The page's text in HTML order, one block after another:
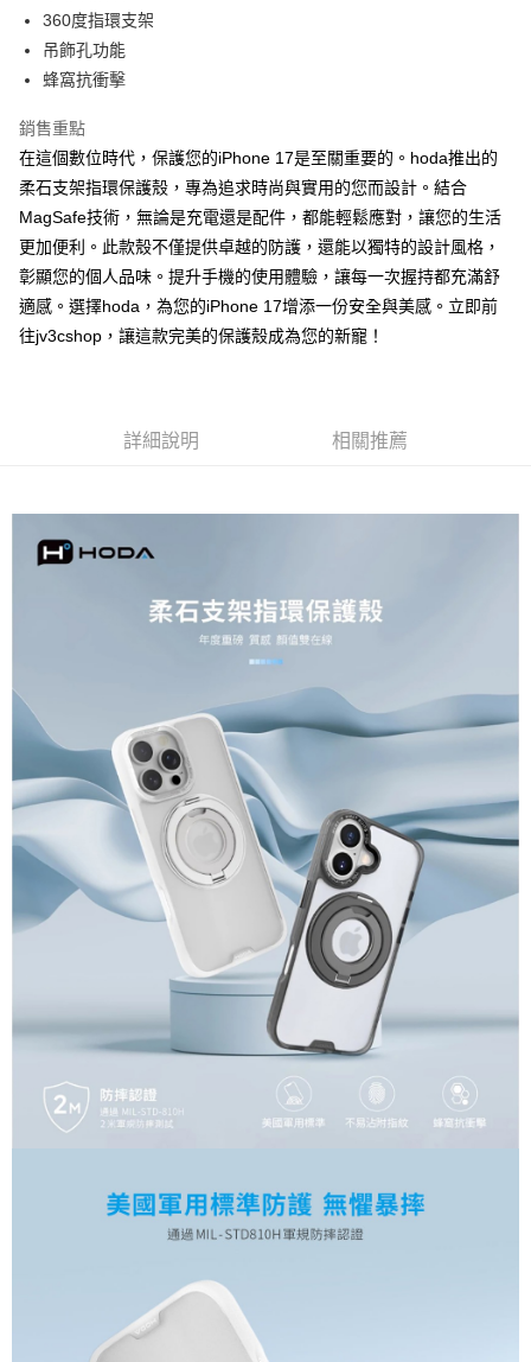
便利好安心！
１．簡單：不需註冊會員、不需綁卡、不需儲值。
２．便利：只要手機號碼，簡訊認證，即可結帳。
３．安心：先確認商品／服務後，再付款。
【「AFTEE先享後付」結帳流程】
１．於結帳方式選擇「AFTEE先享後付」後，將跳轉至「AFTEE先享後付」
結帳頁面，進行簡訊認證並確認金額後，即可完成結帳。
２．訂單成立數日內，您將收到繳費通知簡訊。
ATM／網路銀行／等多元方式進行付款，方視為交易完成。
※ 請注意：結帳手續完成當下不需立刻繳費，但若您需要取消訂單，請聯絡
購買商品的店家。未經商家同意取消之訂單仍視為有效，需透過AFTEE先享
後付繳納相關費用。
※ 交易是否成功請以「AFTEE先享後付 」之結帳頁面顯示為準，若有關於
是否繳費成功／繳費後需取消欲退款等相關疑問，請聯繫「AFTEE先享後付
易，需依本服務之必要範圍內提供個人資料，並將交易相關給付款項請求債
「AFTEE先享後付」，若未經同意申辦者引起之損失，本公司不負相關責
任。
時審查核予不同之上限額度；若仍有額度不足之情形，本公司將視審查結果
運送方式
全家取貨付款
付款後全家取貨
每筆NT$60，滿NT$499(含以上)免運費
7-11取貨付款
每筆NT$60，滿NT$499(含以上)免運費
付款後7-11取貨
每筆NT$60，滿NT$499(含以上)免運費
360度指環支架
吊飾孔功能
蜂窩抗衝擊
銷售重點
在這個數位時代，保護您的iPhone 17是至關重要的。hoda推出的
柔石支架指環保護殼，專為追求時尚與實用的您而設計。結合
MagSafe技術，無論是充電還是配件，都能輕鬆應對，讓您的生活
更加便利。此款殼不僅提供卓越的防護，還能以獨特的設計風格，
彰顯您的個人品味。提升手機的使用體驗，讓每一次握持都充滿舒
適感。選擇hoda，為您的iPhone 17增添一份安全與美感。立即前
往jv3cshop，讓這款完美的保護殼成為您的新寵！
詳細說明 相關推薦